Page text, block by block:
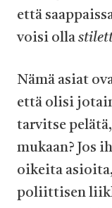
että
voisi olla
Nämä asiat
että olisi
tarvitse
mukaan? Jos
oikeita
poliittisen